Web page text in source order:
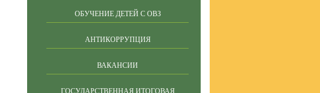
ОБУЧЕНИЕ ДЕТЕЙ С ОВЗ
АНТИКОРРУПЦИЯ
ВАКАНСИИ
ГОСУДАРСТВЕННАЯ ИТОГОВАЯ